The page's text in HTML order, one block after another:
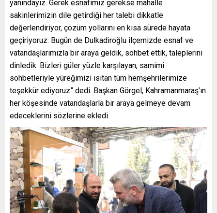
yanındayız. Gerek esnafımız gerekse mahalle
sakinlerimizin dile getirdiği her talebi dikkatle
değerlendiriyor, çözüm yollarını en kısa sürede hayata
geçiriyoruz. Bugün de Dulkadiroğlu ilçemizde esnaf ve
vatandaşlarımızla bir araya geldik, sohbet ettik, taleplerini
dinledik. Bizleri güler yüzle karşılayan, samimi
sohbetleriyle yüreğimizi ısıtan tüm hemşehrilerimize
teşekkür ediyoruz” dedi. Başkan Görgel, Kahramanmaraş’ın
her köşesinde vatandaşlarla bir araya gelmeye devam
edeceklerini sözlerine ekledi.